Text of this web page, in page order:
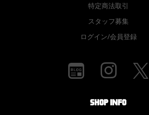
特定商法取引
スタッフ募集
ログイン/会員登録